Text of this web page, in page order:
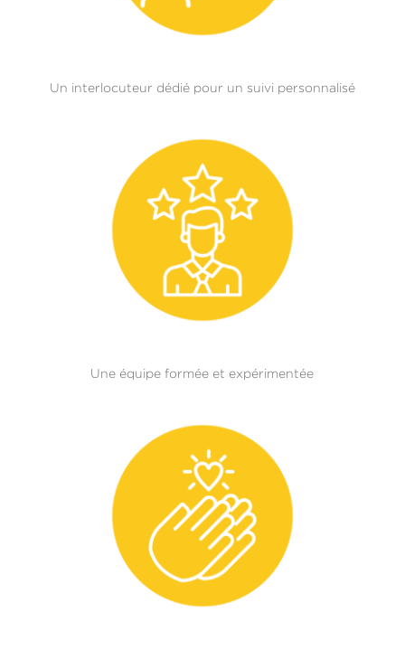
Un interlocuteur dédié pour un suivi personnalisé
Une équipe formée et expérimentée